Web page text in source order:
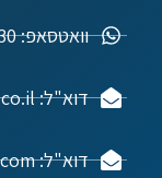
וואטסאפ: 055-9908330
דוא"ל: info@g-r-e.co.il
דוא"ל: idan.sarussi@gmail.com